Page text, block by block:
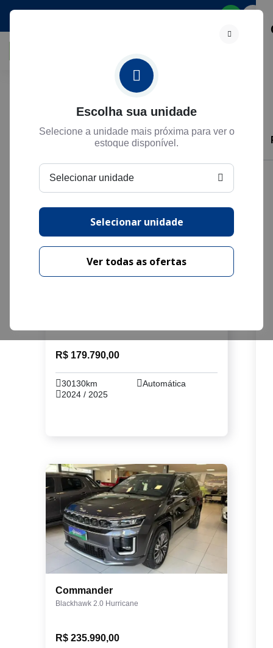
Filtros
veículos
R$ 179.790,00
30130km
Automática
2024 / 2025
Commander
Blackhawk 2.0 Hurricane
R$ 235.990,00
Escolha sua unidade
Selecione a unidade mais próxima para ver o
estoque disponível.
Selecionar unidade
Selecionar unidade
Ver todas as ofertas